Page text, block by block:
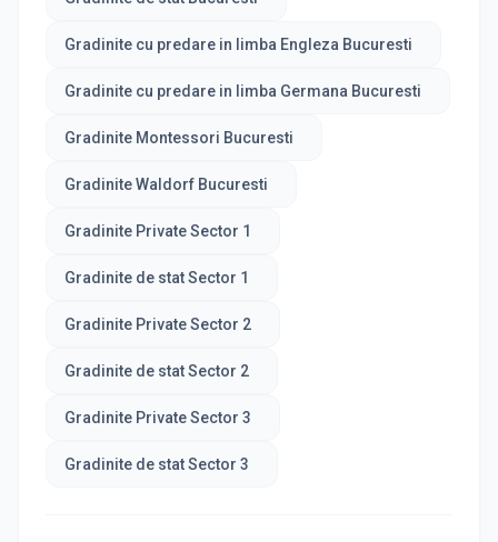
Gradinite cu predare in limba Engleza Bucuresti
Gradinite cu predare in limba Germana Bucuresti
Gradinite Montessori Bucuresti
Gradinite Waldorf Bucuresti
Gradinite Private Sector 1
Gradinite de stat Sector 1
Gradinite Private Sector 2
Gradinite de stat Sector 2
Gradinite Private Sector 3
Gradinite de stat Sector 3